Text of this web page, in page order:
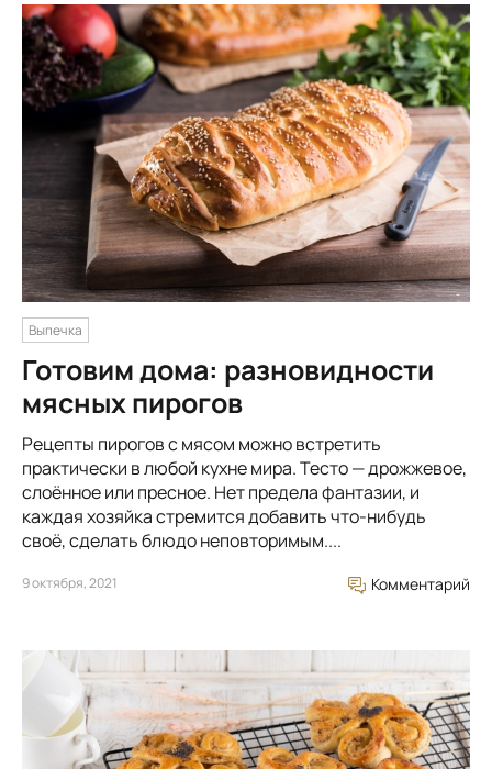
Выпечка
Готовим дома: разновидности
мясных пирогов
Рецепты пирогов с мясом можно встретить
практически в любой кухне мира. Тесто — дрожжевое,
слоённое или пресное. Нет предела фантазии, и
каждая хозяйка стремится добавить что-нибудь
своё, сделать блюдо неповторимым....
9 октября, 2021 Комментарий